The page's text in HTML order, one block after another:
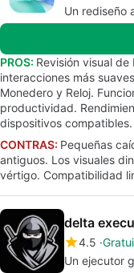
Un rediseño
PROS: Revisión visual de
interacciones más
Monedero y Reloj.
productividad.
dispositivos compatibles.
CONTRAS: Pequeñas
antiguos. Los visuales
vértigo. Compatibilidad
delta
4.5
Un ejecutor